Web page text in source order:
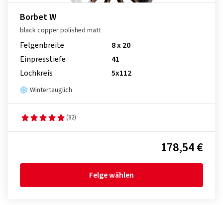
Borbet W
black copper polished matt
Felgenbreite
8 x 20
Einpresstiefe
41
Lochkreis
5x112
Wintertauglich
(82)
178,54 €
Felge wählen